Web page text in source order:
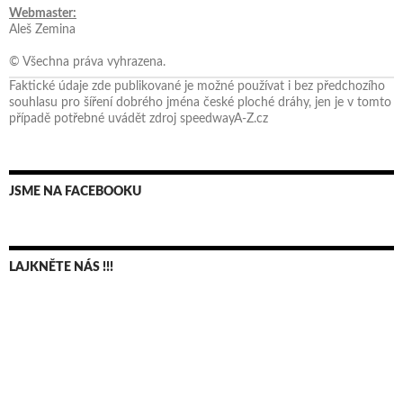
Webmaster:
Aleš Zemina
© Všechna práva vyhrazena.
Faktické údaje zde publikované je možné používat i bez předchozího
souhlasu pro šíření dobrého jména české ploché dráhy, jen je v tomto
případě potřebné uvádět zdroj speedwayA-Z.cz
JSME NA FACEBOOKU
LAJKNĚTE NÁS !!!